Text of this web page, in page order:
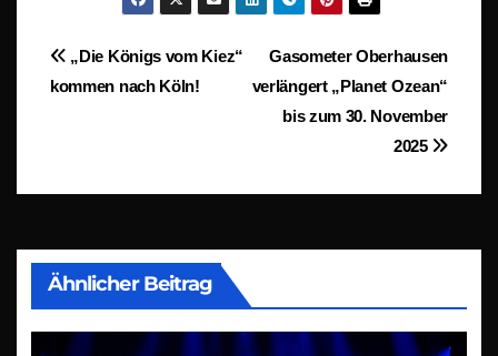
Beitragsnavigation
Gasometer Oberhausen
verlängert „Planet Ozean“
bis zum 30. November
2025
„Die Königs vom Kiez“
kommen nach Köln!
Ähnlicher Beitrag